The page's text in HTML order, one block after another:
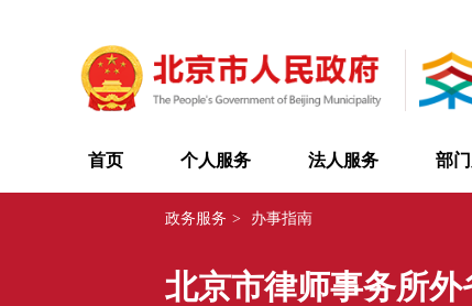
首页 个人服务 法人服务 部
政务服务 > 办事指南
北京市律师事务所